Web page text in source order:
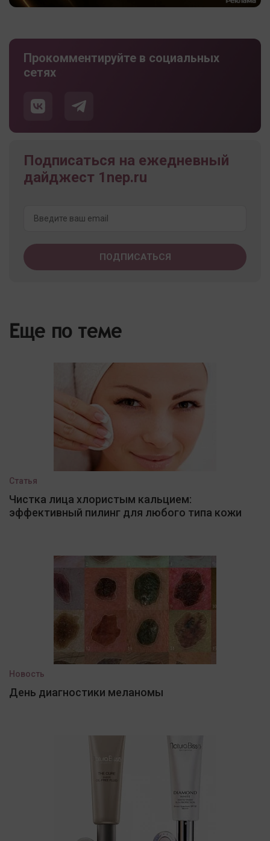
Прокомментируйте в социальных
сетях
Подписаться на ежедневный
дайджест 1nep.ru
Еще по теме
Статья
Чистка лица хлористым кальцием:
эффективный пилинг для любого типа кожи
Новость
День диагностики меланомы